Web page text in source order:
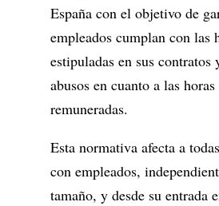
España con el objetivo de
empleados cumplan con las
estipuladas en sus contratos
abusos en cuanto a las
remuneradas.
Esta normativa afecta a
con empleados,
tamaño, y desde su entrada